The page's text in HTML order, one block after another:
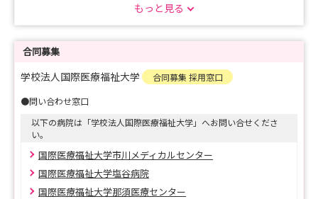
皆さまにお会いできることを楽しみにしております。
もっと見る
合同募集
学校法人国際医療福祉大学
合同募集 採用窓口
●問い合わせ窓口
以下の病院は「学校法人国際医療福祉大学」へお問い合せくださ
い。
国際医療福祉大学市川メディカルセンター
国際医療福祉大学塩谷病院
国際医療福祉大学那須医療センター